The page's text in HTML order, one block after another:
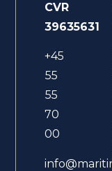
CVR
39635631
+45
55
55
70
00